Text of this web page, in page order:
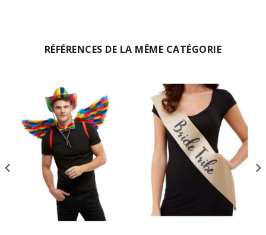
RÉFÉRENCES DE LA MÊME CATÉGORIE